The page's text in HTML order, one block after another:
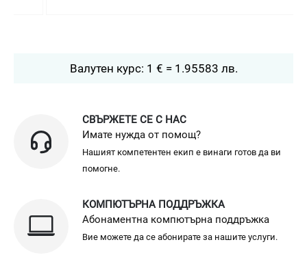
Валутен курс: 1 € = 1.95583 лв.
СВЪРЖЕТЕ СЕ С НАС
Имате нужда от помощ?
Нашият компетентен екип е винаги готов да ви
помогне.
КОМПЮТЪРНА ПОДДРЪЖКА
Абонаментна компютърна поддръжка
Вие можете да се абонирате за нашите услуги.